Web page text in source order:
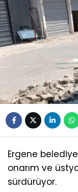
Ergene
onarım ve
sürdürüyor.